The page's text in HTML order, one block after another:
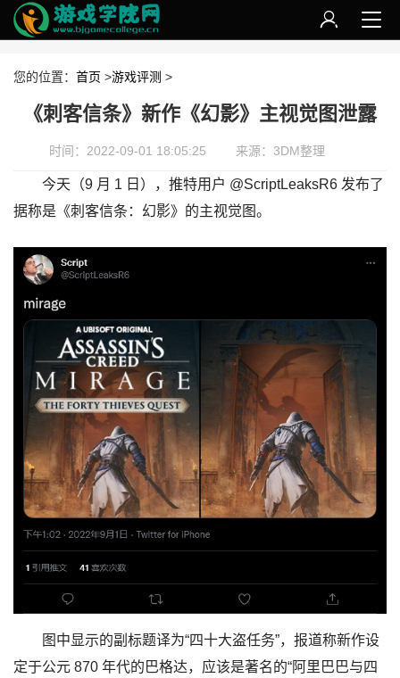
您的位置： 首页 >游戏评测 >
《刺客信条》新作《幻影》主视觉图泄露
时间：2022-09-01 18:05:25 来源：3DM整理
今天（9 月 1 日），推特用户 @ScriptLeaksR6 发布了
据称是《刺客信条：幻影》的主视觉图。
图中显示的副标题译为“四十大盗任务”，报道称新作设
定于公元 870 年代的巴格达，应该是著名的“阿里巴巴与四